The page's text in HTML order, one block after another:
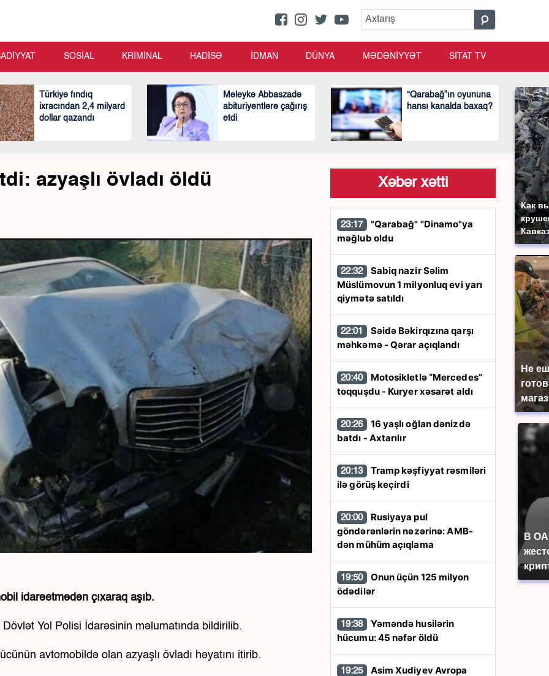
Как
Не
В
SOSİAL KRİMİNAL HADİSƏ İDMAN DÜNYA MƏDƏNİYYƏT SİTAT TV
Türkiyə fındıq
ixracından 2,4 milyard
dollar qazandı
Məleykə Abbaszadə
abituriyentlərə çağırış
etdi
“Qarabağ”ın oyununa
hansı kanalda baxaq?
azyaşlı övladı öldü
idarəetmədən çıxaraq aşıb.
Yol Polisi İdarəsinin məlumatında bildirilib.
avtomobildə olan azyaşlı övladı həyatını itirib.
Xəbər xətti
23:17
məğlub oldu
22:32
Müslümovun 1 milyonluq evi yarı
qiymətə satıldı
22:01
məhkəmə - Qərar açıqlandı
20:40
toqquşdu - Kuryer xəsarət aldı
20:26
batdı - Axtarılır
20:13
ilə görüş keçirdi
20:00
göndərənlərin nəzərinə: AMB-
dən mühüm açıqlama
19:50
ödədilər
19:38
hücumu: 45 nəfər öldü
19:25